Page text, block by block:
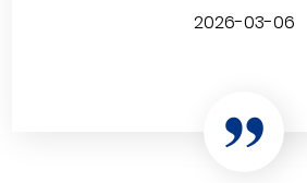
2026-03-06